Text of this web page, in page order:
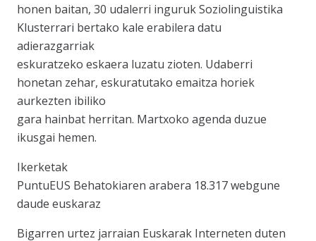
honen baitan, 30 udalerri inguruk Soziolinguistika
Klusterrari bertako kale erabilera datu
adierazgarriak
eskuratzeko eskaera luzatu zioten. Udaberri
honetan zehar, eskuratutako emaitza horiek
aurkezten ibiliko
gara hainbat herritan. Martxoko agenda duzue
ikusgai hemen.
Ikerketak
PuntuEUS Behatokiaren arabera 18.317 webgune
daude euskaraz
Bigarren urtez jarraian Euskarak Interneten duten